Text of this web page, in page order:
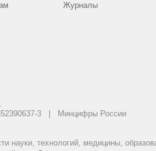
3 | Минцифры России
науки, технологий, медицины,
Журналы